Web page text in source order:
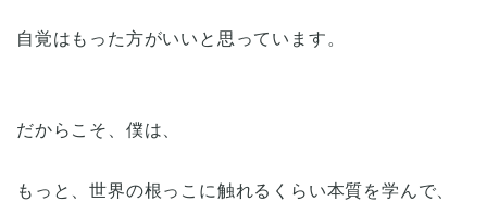
自覚はもった方がいいと思っています。
だからこそ、僕は、
もっと、世界の根っこに触れるくらい本質を学んで、